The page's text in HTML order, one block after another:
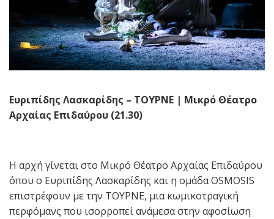
Ευριπίδης Λασκαρίδης – ΤΟΥΡΝΕ | Μικρό Θέατρο
Αρχαίας Επιδαύρου (21.30)
Η αρχή γίνεται στο Μικρό Θέατρο Αρχαίας Επιδαύρου
όπου ο Ευριπίδης Λασκαρίδης και η ομάδα OSMOSIS
επιστρέφουν με την ΤΟΥΡΝΕ, μια κωμικοτραγική
περφόμανς που ισορροπεί ανάμεσα στην αφοσίωση